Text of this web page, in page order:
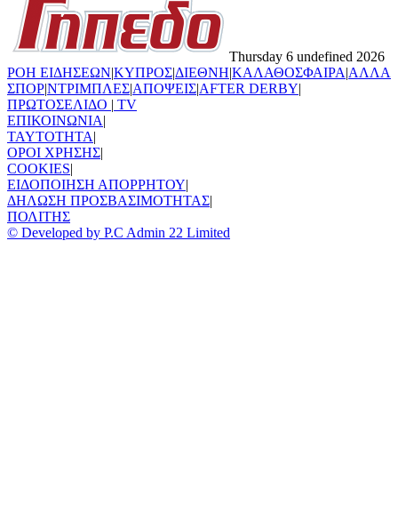
Thursday 6 undefined 2026
ΡΟΗ ΕΙΔΗΣΕΩΝ|ΚΥΠΡΟΣ|ΔΙΕΘΝΗ|ΚΑΛΑΘΟΣΦΑΙΡΑ|ΑΛΛΑ
ΣΠΟΡ|ΝΤΡΙΜΠΛΕΣ|ΑΠΟΨΕΙΣ|AFTER DERBY|
ΠΡΩΤΟΣΕΛΙΔΟ | TV
ΕΠΙΚΟΙΝΩΝΙΑ|
TAYTOTHTA|
ΟΡΟΙ ΧΡΗΣΗΣ|
COOKIES|
ΕΙΔΟΠΟΙΗΣΗ ΑΠΟΡΡΗΤΟΥ|
ΔΗΛΩΣΗ ΠΡΟΣΒΑΣΙΜΟΤΗΤΑΣ|
ΠΟΛΙΤΗΣ
© Developed by P.C Admin 22 Limited